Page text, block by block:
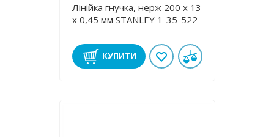
Лінійка гнучка, нерж 200 х 13
x 0,45 мм STANLEY 1-35-522
КУПИТИ